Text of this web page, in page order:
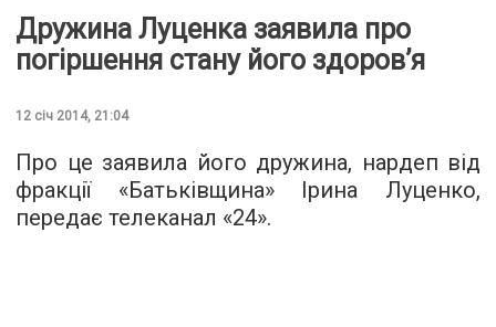
Дружина Луценка заявила про
погіршення стану його здоров’я
12 січ 2014, 21:04
Про це заявила його дружина, нардеп від
фракції «Батьківщина» Ірина Луценко,
передає телеканал «24».